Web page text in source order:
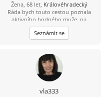
Žena, 68 let, Královéhradecký
Ráda bych touto cestou poznala
aktivního hodného muže, na
společné trávení volného času...
Seznámit se
vla333